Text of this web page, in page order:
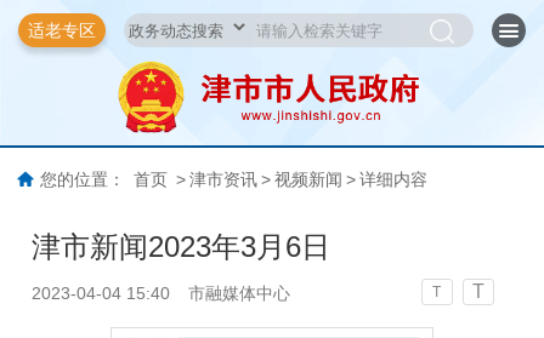
适老专区
您的位置： 首页 > 津市资讯 > 视频新闻 > 详细内容
津市新闻2023年3月6日
2023-04-04 15:40 市融媒体中心 T T